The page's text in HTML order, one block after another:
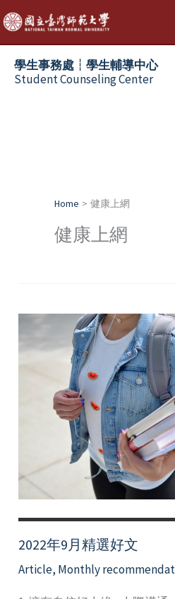
Skip
to
content
學生事務處┆學生輔導中心
Student Counseling Center
Home 健康上網
健康上網
2022年9月精選好文
Article, Monthly